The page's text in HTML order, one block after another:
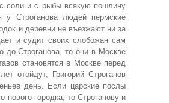
соли и с рыбы всякую пошлину
у Строганова людей пермские
и деревни не въезжают ни за
и судит своих слобожан сам
до Строганова, то они в Москве
становятся в Москве перед
отойдут, Григорий Строганов
день. Если царские послы
городка, то Строганову и